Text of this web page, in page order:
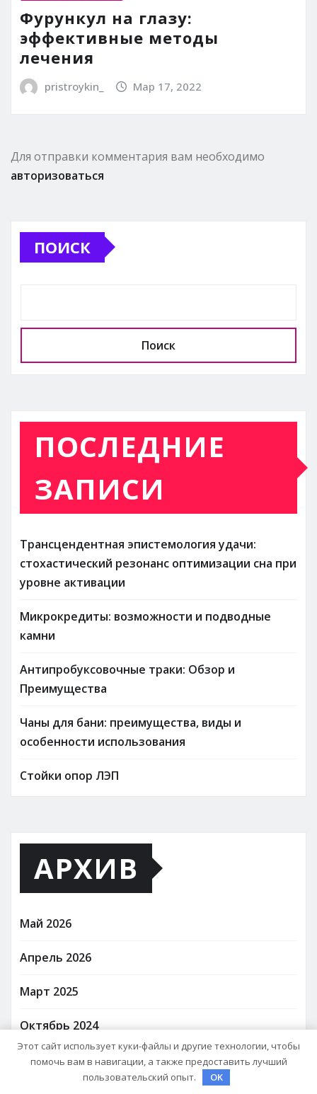
Фурункул на глазу:
эффективные методы
лечения
pristroykin_ Мар 17, 2022
Для отправки комментария вам необходимо
авторизоваться
ПОИСК
Поиск
ПОСЛЕДНИЕ
ЗАПИСИ
Трансцендентная эпистемология удачи:
стохастический резонанс оптимизации сна при
уровне активации
Микрокредиты: возможности и подводные
камни
Антипробуксовочные траки: Обзор и
Преимущества
Чаны для бани: преимущества, виды и
особенности использования
Стойки опор ЛЭП
АРХИВ
Май 2026
Апрель 2026
Март 2025
Октябрь 2024
Август 2024
Этот сайт использует куки-файлы и другие технологии, чтобы
помочь вам в навигации, а также предоставить лучший
пользовательский опыт.
OK